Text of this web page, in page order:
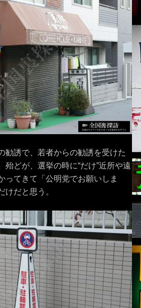
勧誘で、若者からの勧誘を受けた
殆どが、選挙の時に“だけ”近所や遠
ってきて「公明党でお願いしま
けだと思う。